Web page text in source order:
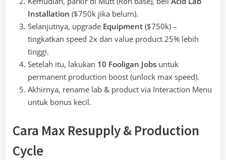
Installation ($750k jika belum).
Selanjutnya, upgrade Equipment ($750k) –
tingkatkan speed 2x dan value product 25% lebih
tinggi.
Setelah itu, lakukan 10 Fooligan Jobs untuk
permanent production boost (unlock max speed).
Akhirnya, rename lab & product via Interaction Menu
untuk bonus kecil.
Cara Max Resupply & Production
Cycle